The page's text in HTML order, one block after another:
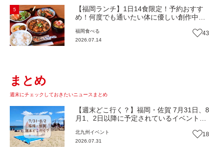
5
【福岡ランチ】1日14食限定！予約おすす
め！何度でも通いたい体に優しい創作中華
【まち歩き】
福岡食べる
2026.07.14
43
まとめ
週末にチェックしておきたいニュースまとめ
【週末どこ行く？】福岡・佐賀 7月31日、8
月1、2日以降に予定されているイベントま
北九州 イベント
2026.07.31
18